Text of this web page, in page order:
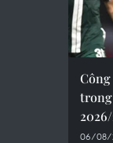
trong
06/08/